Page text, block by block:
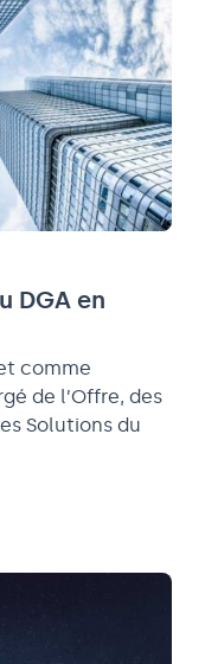
DGA en
comme
de l’Offre, des
Solutions du